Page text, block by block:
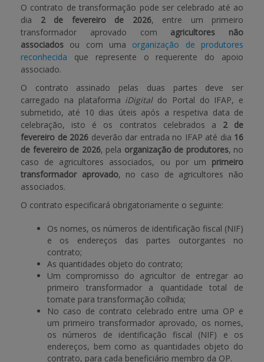
O contrato de transformação pode ser celebrado até ao
dia 2 de fevereiro de 2026, entre um primeiro
transformador aprovado com agricultores não
associados ou com uma organização de produtores
reconhecida que represente o requerente do apoio
associado.
O contrato assinado pelas duas partes deve ser
carregado na plataforma iDigitaldo Portal do IFAP, e
submetido, até 10 dias úteis após a respetiva data de
celebração, isto é os contratos celebrados a 2 de
fevereiro de 2026 deverão dar entrada no IFAP até dia 16
de fevereiro de 2026, pela organização de produtores, no
caso de agricultores associados, ou por um primeiro
transformador aprovado, no caso de agricultores não
associados.
O contrato especificará obrigatoriamente o seguinte:
Os nomes, os números de identificação fiscal (NIF)
e os endereços das partes outorgantes no
contrato;
As quantidades objeto do contrato;
Um compromisso do agricultor de entregar ao
primeiro transformador a quantidade total de
tomate para transformação colhida;
No caso de contrato celebrado entre uma OP e
um primeiro transformador aprovado, os nomes,
os números de identificação fiscal (NIF) e os
endereços, bem como as quantidades objeto do
contrato, para cada beneficiário membro da OP.